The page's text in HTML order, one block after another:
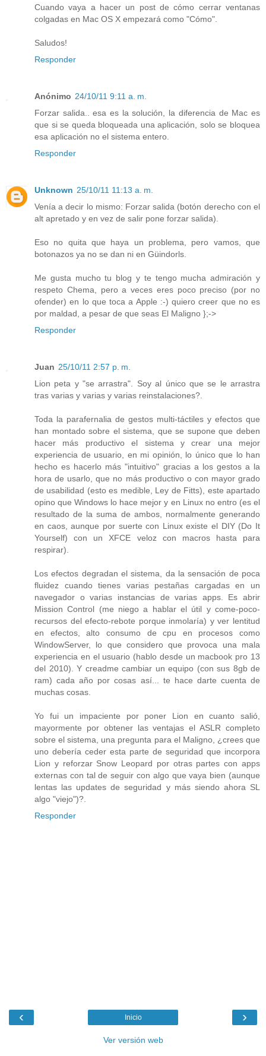
Cuando vaya a hacer un post de cómo cerrar ventanas
colgadas en Mac OS X empezará como "Cómo".
Saludos!
Responder
Anónimo 24/10/11 9:11 a. m.
Forzar salida.. esa es la solución, la diferencia de Mac es
que si se queda bloqueada una aplicación, solo se bloquea
esa aplicación no el sistema entero.
Responder
Unknown 25/10/11 11:13 a. m.
Venía a decir lo mismo: Forzar salida (botón derecho con el
alt apretado y en vez de salir pone forzar salida).
Eso no quita que haya un problema, pero vamos, que
botonazos ya no se dan ni en Güindorls.
Me gusta mucho tu blog y te tengo mucha admiración y
respeto Chema, pero a veces eres poco preciso (por no
ofender) en lo que toca a Apple :-) quiero creer que no es
por maldad, a pesar de que seas El Maligno };->
Responder
Juan 25/10/11 2:57 p. m.
Lion peta y "se arrastra". Soy al único que se le arrastra
tras varias y varias y varias reinstalaciones?.
Toda la parafernalia de gestos multi-táctiles y efectos que
han montado sobre el sistema, que se supone que deben
hacer más productivo el sistema y crear una mejor
experiencia de usuario, en mi opinión, lo único que lo han
hecho es hacerlo más "intuitivo" gracias a los gestos a la
hora de usarlo, que no más productivo o con mayor grado
de usabilidad (esto es medible, Ley de Fitts), este apartado
opino que Windows lo hace mejor y en Linux no entro (es el
resultado de la suma de ambos, normalmente generando
en caos, aunque por suerte con Linux existe el DIY (Do It
Yourself) con un XFCE veloz con macros hasta para
respirar).
Los efectos degradan el sistema, da la sensación de poca
fluidez cuando tienes varias pestañas cargadas en un
navegador o varias instancias de varias apps. Es abrir
Mission Control (me niego a hablar el útil y come-poco-
recursos del efecto-rebote porque inmolaría) y ver lentitud
en efectos, alto consumo de cpu en procesos como
WindowServer, lo que considero que provoca una mala
experiencia en el usuario (hablo desde un macbook pro 13
del 2010). Y creadme cambiar un equipo (con sus 8gb de
ram) cada año por cosas así... te hace darte cuenta de
muchas cosas.
Yo fui un impaciente por poner Lion en cuanto salió,
mayormente por obtener las ventajas el ASLR completo
sobre el sistema, una pregunta para el Maligno, ¿crees que
uno debería ceder esta parte de seguridad que incorpora
Lion y reforzar Snow Leopard por otras partes con apps
externas con tal de seguir con algo que vaya bien (aunque
lentas las updates de seguridad y más siendo ahora SL
algo "viejo")?.
Responder
‹ ›
Inicio
Ver versión web